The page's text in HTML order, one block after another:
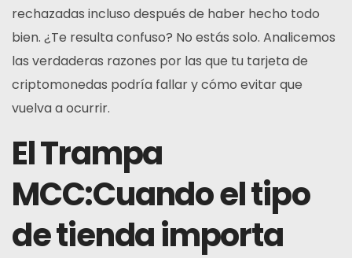
rechazadas incluso después de haber hecho todo
bien. ¿Te resulta confuso? No estás solo. Analicemos
las verdaderas razones por las que tu tarjeta de
criptomonedas podría fallar y cómo evitar que
vuelva a ocurrir.
ElTrampa
MCC:Cuando el tipo
de tienda importa